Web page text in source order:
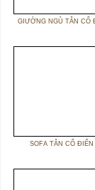
GIƯỜNG NGỦ TÂN CỔ
SOFA TÂN CỔ ĐIỂN